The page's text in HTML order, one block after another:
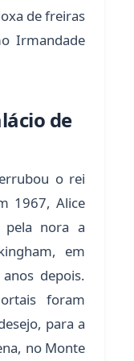
de freiras
Irmandade
de
o rei
1967, Alice
nora a
em
depois.
foram
para a
no Monte